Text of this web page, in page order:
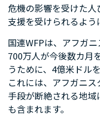
危機の影響を受けた
支援を受けられるよう
国連WFPは、アフガ
700万人が今後数カ月
うために、4億米ドル
これには、アフガニ
手段が断絶される地
も含まれます。